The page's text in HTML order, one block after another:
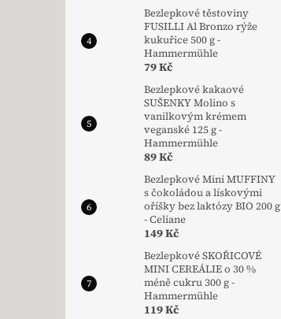
Bezlepkové těstoviny
FUSILLI Al Bronzo rýže
kukuřice 500 g -
Hammermühle
79 Kč
Bezlepkové kakaové
SUŠENKY Molino s
vanilkovým krémem
veganské 125 g -
Hammermühle
89 Kč
Bezlepkové Mini MUFFINY
s čokoládou a lískovými
oříšky bez laktózy BIO 200 g
- Celiane
149 Kč
Bezlepkové SKOŘICOVÉ
MINI CEREÁLIE o 30 %
méně cukru 300 g -
Hammermühle
119 Kč